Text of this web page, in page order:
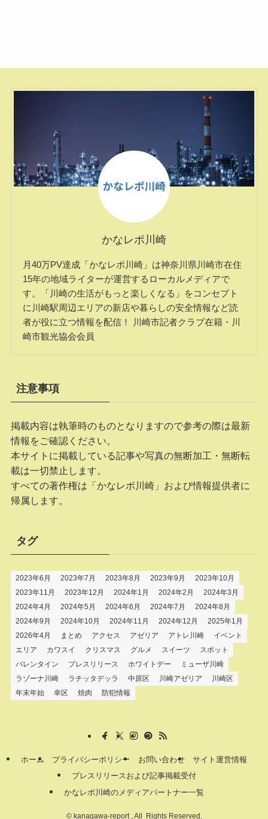
かなレポ川崎
月40万PV達成「かなレポ川崎」は神奈川県川崎市在住
15年の地域ライターが運営するローカルメディアで
す。「川崎の生活がもっと楽しくなる」をコンセプト
に川崎駅周辺エリアの新店や暮らしの安全情報など読
者が役に立つ情報を配信！ 川崎市記者クラブ在籍・川
崎市観光協会会員
注意事項
掲載内容は執筆時のものとなりますので参考の際は最新
情報をご確認ください。
本サイトに掲載している記事や写真の無断加工・無断転
載は一切禁止します。
すべての著作権は「かなレポ川崎」および情報提供者に
帰属します。
タグ
2023年6月 2023年7月 2023年8月 2023年9月
2023年10月
2023年11月
2023年12月 2024年1月 2024年2月
2024年3月
2024年4月
2024年5月 2024年6月 2024年7月
2024年8月
2024年9月
2024年10月 2024年11月 2024年12月
2025年1月
2026年4月
まとめ アクセス アゼリア アトレ川崎
イベント
エリア
カワスイ クリスマス グルメ スイーツ
スポット
バレンタイン
プレスリリース ホワイトデー
ミューザ川崎
ラゾーナ川崎
ラチッタデッラ 中原区 川崎アゼリア
川崎区
年末年始
幸区 焼肉 防犯情報
ホーム プライバシーポリシー お問い合わせ
サイト運営情報
プレスリリースおよび記事掲載受付
かなレポ川崎のメディアパートナー一覧
©kanagawa-report , All Rights Reserved.